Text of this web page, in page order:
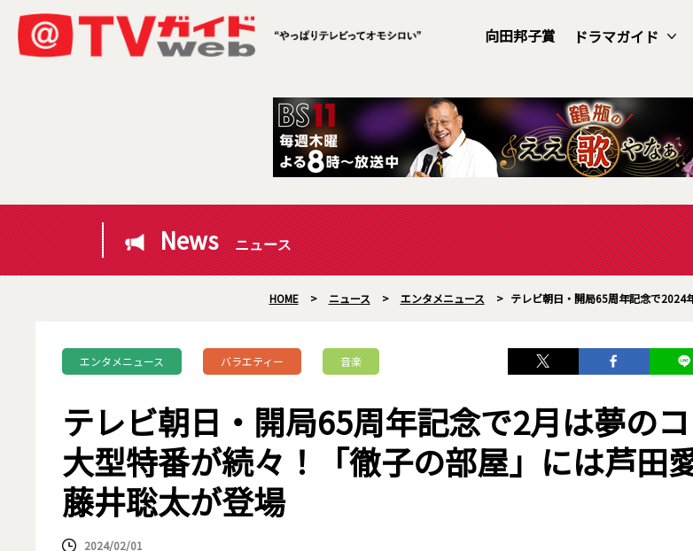
向田邦子賞 ドラマガイド
News ニュース
HOME > ニュース > エンタメニュース > テレビ朝日・開局65周年記念で2024
エンタメニュース バラエティー 音楽
テレビ朝日・開局65周年記念で2月は夢の
大型特番が続々！「徹子の部屋」には芦田愛
藤井聡太が登場
2024/02/01